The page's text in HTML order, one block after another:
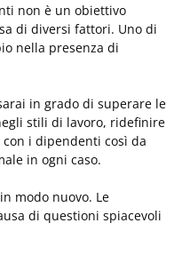
non è un obiettivo
di diversi fattori. Uno di
nella presenza di
in grado di superare le
stili di lavoro, ridefinire
i dipendenti così da
in ogni caso.
modo nuovo. Le
di questioni spiacevoli